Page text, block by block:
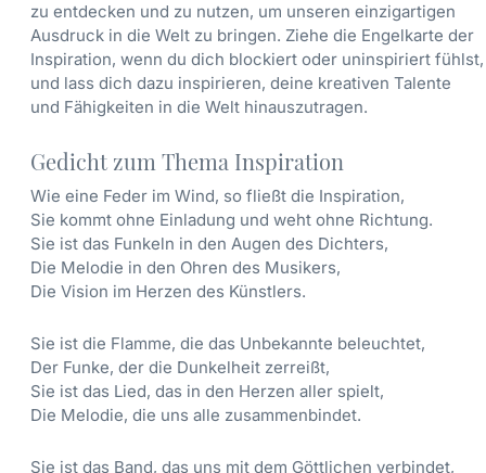
zu entdecken und zu nutzen, um unseren einzigartigen
Ausdruck in die Welt zu bringen. Ziehe die Engelkarte der
Inspiration, wenn du dich blockiert oder uninspiriert fühlst,
und lass dich dazu inspirieren, deine kreativen Talente
und Fähigkeiten in die Welt hinauszutragen.
Gedicht zum Thema Inspiration
Wie eine Feder im Wind, so fließt die Inspiration,
Sie kommt ohne Einladung und weht ohne Richtung.
Sie ist das Funkeln in den Augen des Dichters,
Die Melodie in den Ohren des Musikers,
Die Vision im Herzen des Künstlers.
Sie ist die Flamme, die das Unbekannte beleuchtet,
Der Funke, der die Dunkelheit zerreißt,
Sie ist das Lied, das in den Herzen aller spielt,
Die Melodie, die uns alle zusammenbindet.
Sie ist das Band, das uns mit dem Göttlichen verbindet,